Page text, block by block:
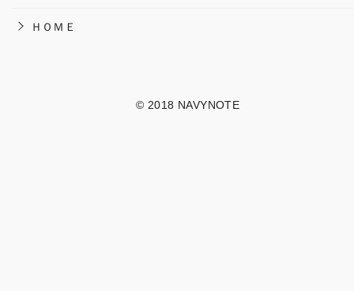
ＨＯＭＥ
© 2018 NAVYNOTE